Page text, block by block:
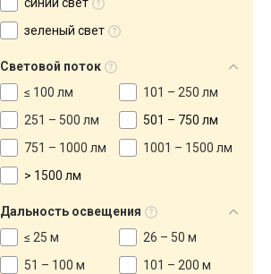
зеленый свет
Световой поток
≤ 100 лм
101 – 250 лм
251 – 500 лм
501 – 750 лм
751 – 1000 лм
1001 – 1500 лм
> 1500 лм
Дальность освещения
≤ 25 м
26 – 50 м
51 – 100 м
101 – 200 м